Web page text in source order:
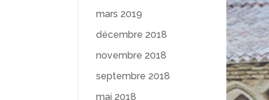
mars 2019
décembre 2018
novembre 2018
septembre 2018
mai 2018